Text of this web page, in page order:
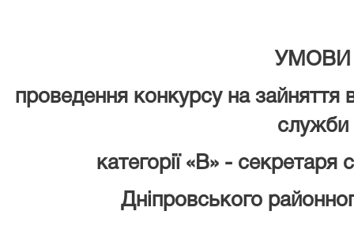
УМОВИ
проведення конкурсу на зайняття
служби
категорії «В» - секретаря
Дніпровського